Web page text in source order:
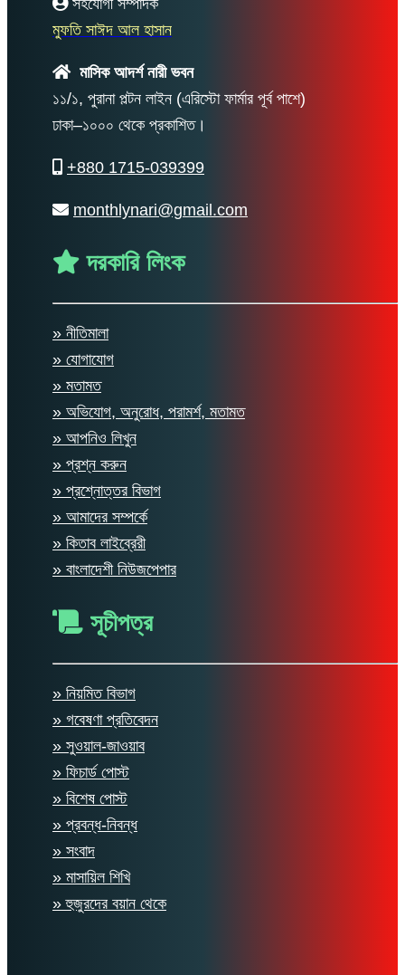
মুফতি সাঈদ আল হাসান
মাসিক আদর্শ নারী ভবন
১১/১, পুরানা পল্টন লাইন (এরিস্টো ফার্মার পূর্ব পাশে)
ঢাকা–১০০০ থেকে প্রকাশিত।
+880 1715-039399
monthlynari@gmail.com
দরকারি লিংক
» নীতিমালা
» যোগাযোগ
» মতামত
» অভিযোগ, অনুরোধ, পরামর্শ, মতামত
» আপনিও লিখুন
» প্রশ্ন করুন
» প্রশ্নোত্তর বিভাগ
» আমাদের সম্পর্কে
» কিতাব লাইব্রেরী
» বাংলাদেশী নিউজপেপার
সূচীপত্র
» নিয়মিত বিভাগ
» গবেষণা প্রতিবেদন
» সুওয়াল-জাওয়াব
» ফিচার্ড পোস্ট
» বিশেষ পোস্ট
» প্রবন্ধ-নিবন্ধ
» সংবাদ
» মাসায়িল শিখি
» হুজুরদের বয়ান থেকে